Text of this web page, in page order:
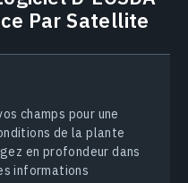
Par Satellite
champs pour une
de la plante
en profondeur dans
informations